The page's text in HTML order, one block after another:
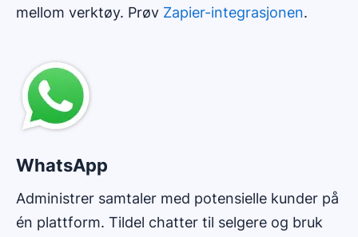
mellom verktøy. Prøv Zapier-integrasjonen.
WhatsApp
Administrer samtaler med potensielle kunder på
én plattform. Tildel chatter til selgere og bruk